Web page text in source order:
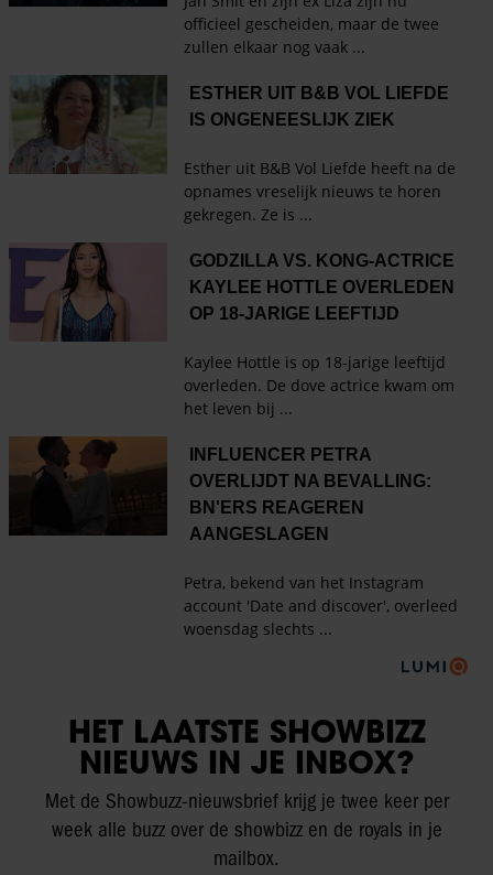
HET LAATSTE SHOWBIZZ
NIEUWS IN JE INBOX?
Met de Showbuzz-nieuwsbrief krijg je twee keer per
week alle buzz over de showbizz en de royals in je
mailbox.